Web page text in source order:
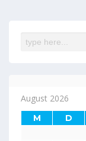
August 2026
M D